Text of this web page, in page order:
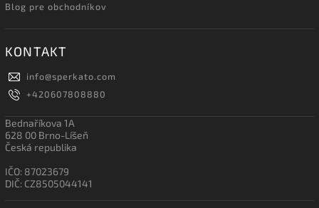
Blog pre obchodníkov
KONTAKT
info@sperkato.com
+420607808880
Bednaříkova 1A
628 00 Brno-Líšeň
Česká republika
IČO: 87023679
DIČ: CZ8505044141